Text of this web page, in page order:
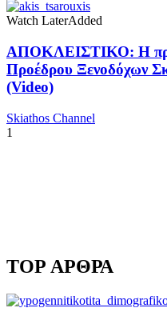
Watch LaterAdded
ΑΠΟΚΛΕΙΣΤΙΚΟ: Η
Προέδρου Ξενοδόχων
(Video)
Skiathos Channel
1
TOP ΑΡΘΡΑ